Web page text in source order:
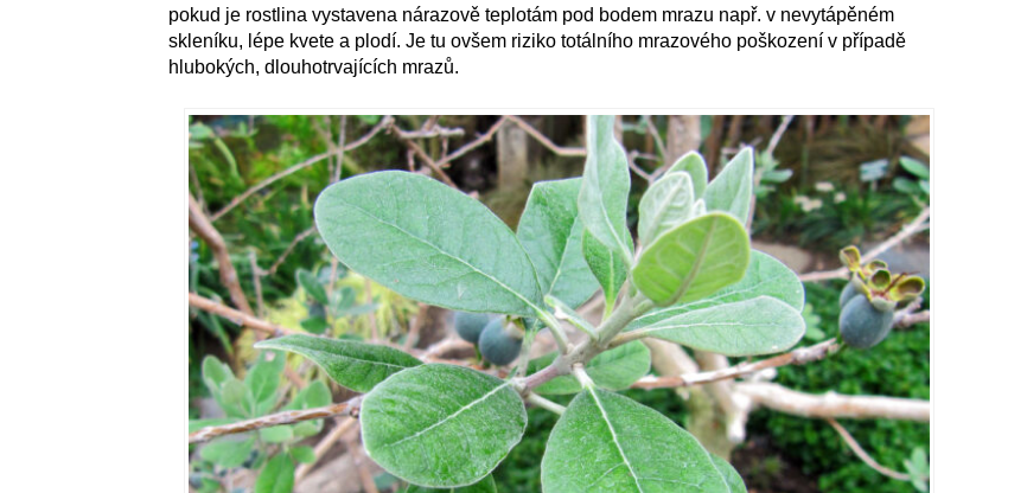
pokud je rostlina vystavena nárazově teplotám pod bodem mrazu např. v nevytápěném
skleníku, lépe kvete a plodí. Je tu ovšem riziko totálního mrazového poškození v případě
hlubokých, dlouhotrvajících mrazů.